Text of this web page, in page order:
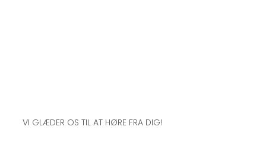
VI GLÆDER OS TIL AT HØRE FRA DIG!